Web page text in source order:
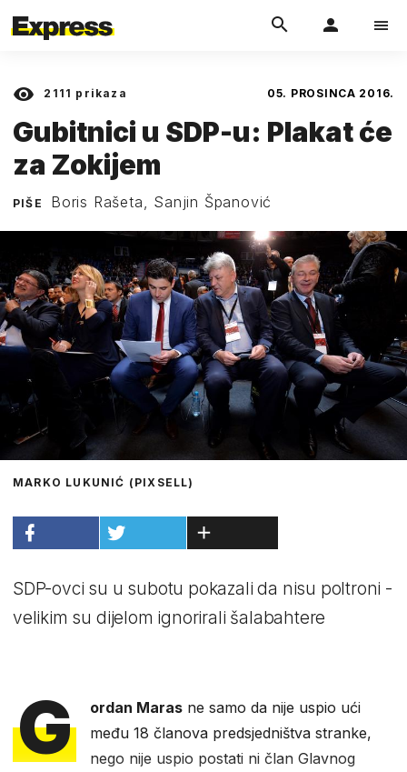
2111 prikaza 05. PROSINCA 2016.
Gubitnici u SDP-u: Plakat će
za Zokijem
PIŠE Boris Rašeta, Sanjin Španović
MARKO LUKUNIĆ (PIXSELL)
SDP-ovci su u subotu pokazali da nisu poltroni -
velikim su dijelom ignorirali šalabahtere
G ordan Maras ne samo da nije uspio ući
među 18 članova predsjedništva stranke,
nego nije uspio postati ni član Glavnog